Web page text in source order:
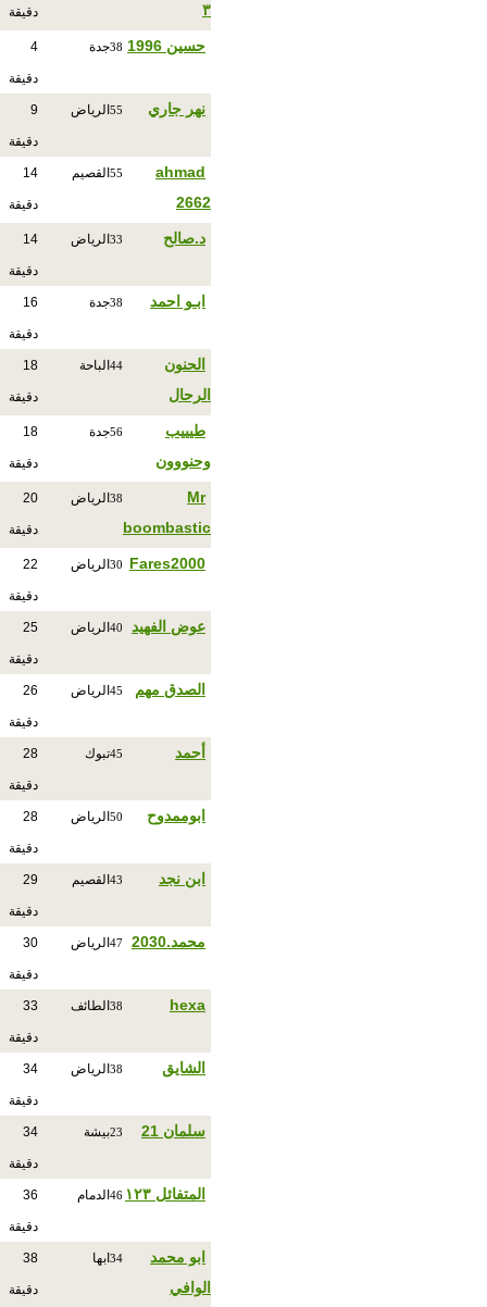
٣
دقيقة
حسين 1996 38جدة 4
دقيقة
نهر جاري 55 الرياض 9
دقيقة
ahmad
2662
55 القصيم 14
دقيقة
د.صالح 33 الرياض 14
دقيقة
ابـو احمد 38جدة 16
دقيقة
الحنون
الرحال
44 الباحة 18
دقيقة
طيييب
وحنووون
56جدة 18
دقيقة
Mr
boombastic
38 الرياض 20
دقيقة
Fares2000
30 الرياض 22
دقيقة
عوض الفهيد 40 الرياض 25
دقيقة
الصدق مهم 45 الرياض 26
دقيقة
أحمد 45تبوك 28
دقيقة
ابوممدوح 50 الرياض 28
دقيقة
ابن نجد 43 القصيم 29
دقيقة
محمد.2030 47 الرياض 30
دقيقة
hexa
38 الطائف 33
دقيقة
الشايق 38 الرياض 34
دقيقة
سلمان 21 23بيشة 34
دقيقة
المتفائل ١٢٣ 46 الدمام 36
دقيقة
ابو محمد
الوافي
34 ابها 38
دقيقة